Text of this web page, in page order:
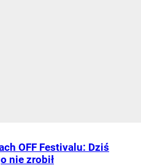
OFF Festivalu: Dziś
nie zrobił